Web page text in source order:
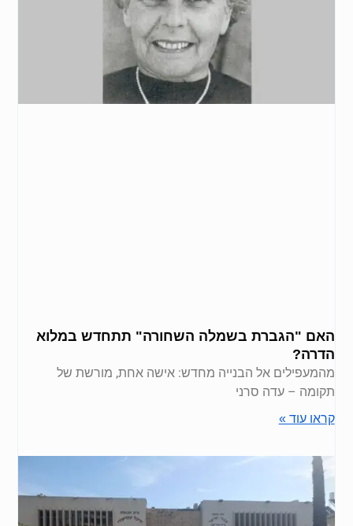
האם "הגברת בשמלה השחורה" תתחדש במלוא
הדרה?
מהמעפילים אל הבנייה מחדש: אישה אחת, מורשת של
תקומה – עדה סרני
קראו עוד »